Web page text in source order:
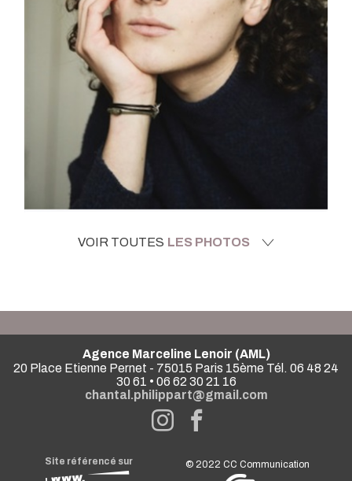
VOIR TOUTES LES PHOTOS
Agence Marceline Lenoir (AML)
20 Place Etienne Pernet - 75015 Paris 15ème Tél. 06 48 24
30 61 • 06 62 30 21 16
chantal.philippart@gmail.com
Site référencé sur © 2022CC Communication